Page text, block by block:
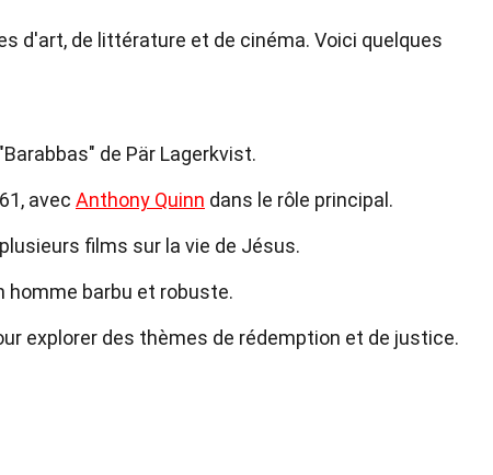
d'art, de littérature et de cinéma. Voici quelques
de Pär Lagerkvist.
avec Anthony Quinn dans le rôle principal.
films sur la vie de Jésus.
homme barbu et robuste.
explorer des thèmes de rédemption et de justice.